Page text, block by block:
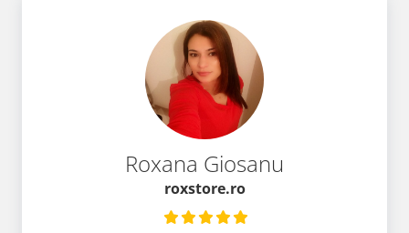
Roxana Giosanu
roxstore.ro